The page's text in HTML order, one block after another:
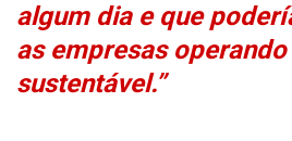
algum dia e que
as empresas
sustentável.”